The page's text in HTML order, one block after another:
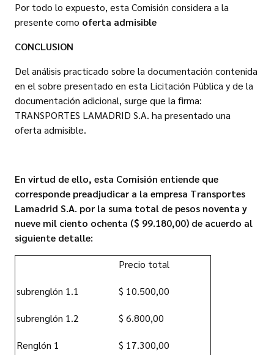
Por todo lo expuesto, esta Comisión considera a la
presente como oferta admisible
CONCLUSION
Del análisis practicado sobre la documentación contenida
en el sobre presentado en esta Licitación Pública y de la
documentación adicional, surge que la firma:
TRANSPORTES LAMADRID S.A. ha presentado una
oferta admisible.
En virtud de ello, esta Comisión entiende que
corresponde preadjudicar a la empresa Transportes
Lamadrid S.A. por la suma total de pesos noventa y
nueve mil ciento ochenta ($ 99.180,00) de acuerdo al
siguiente detalle:
Precio total
subrenglón 1.1 $ 10.500,00
subrenglón 1.2 $ 6.800,00
Renglón 1 $ 17.300,00